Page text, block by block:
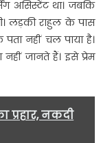
असिस्टेंट था। जबकि
लड़की राहुल के पास
नहीं चल पाया है।
जानते हैं। इसे प्रेम
नकदी